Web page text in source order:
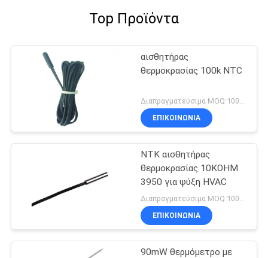
Top Προϊόντα
αισθητήρας
θερμοκρασίας 100k NTC
ΕΠΙΚΟΙΝΩΝΊΑ
ΝΤΚ αισθητήρας
θερμοκρασίας 10KOHM
3950 για ψύξη HVAC
ΕΠΙΚΟΙΝΩΝΊΑ
90mW θερμόμετρο με